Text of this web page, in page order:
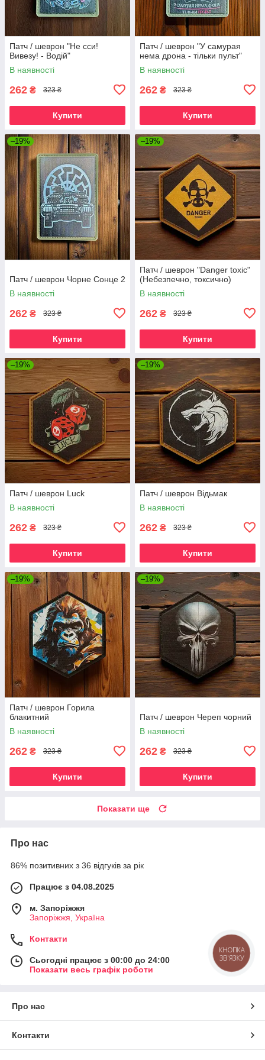
Патч / шеврон "Не сси!
Вивезу! - Водій"
В наявності
262 ₴ 323 ₴
Купити
Патч / шеврон "У самурая
нема дрона - тільки пульт"
В наявності
262 ₴ 323 ₴
Купити
–19%
Патч / шеврон Чорне Сонце 2
В наявності
262 ₴ 323 ₴
Купити
–19%
Патч / шеврон "Danger toxic"
(Небезпечно, токсично)
В наявності
262 ₴ 323 ₴
Купити
–19%
Патч / шеврон Luck
В наявності
262 ₴ 323 ₴
Купити
–19%
Патч / шеврон Відьмак
В наявності
262 ₴ 323 ₴
Купити
–19%
Патч / шеврон Горила
блакитний
В наявності
262 ₴ 323 ₴
Купити
–19%
Патч / шеврон Череп чорний
В наявності
262 ₴ 323 ₴
Купити
Показати ще
Про нас
86% позитивних з 36 відгуків за рік
Працює з 04.08.2025
м. Запоріжжя
Запоріжжя, Україна
Контакти
Сьогодні працює з 00:00 до 24:00
Показати весь графік роботи
Про нас
Контакти
КНОПКА
ЗВ'ЯЗКУ